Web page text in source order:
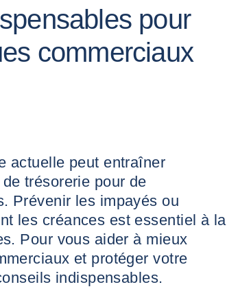
pour
commerciaux
actuelle peut entraîner
trésorerie pour de
Prévenir les impayés ou
les créances est essentiel à la
Pour vous aider à mieux
et protéger votre
indispensables.